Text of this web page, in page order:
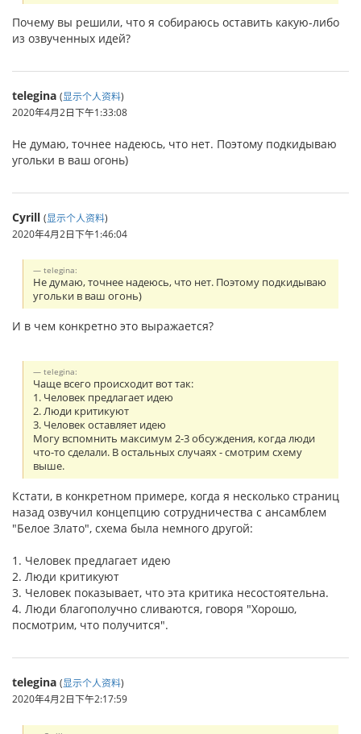
Почему вы решили, что я собираюсь оставить какую-либо
из озвученных идей?
telegina (显示个人资料)
2020年4月2日下午1:33:08
Не думаю, точнее надеюсь, что нет. Поэтому подкидываю
угольки в ваш огонь)
Cyrill (显示个人资料)
2020年4月2日下午1:46:04
telegina:
Не думаю, точнее надеюсь, что нет. Поэтому подкидываю
угольки в ваш огонь)
И в чем конкретно это выражается?
telegina:
Чаще всего происходит вот так:
1. Человек предлагает идею
2. Люди критикуют
3. Человек оставляет идею
Могу вспомнить максимум 2-3 обсуждения, когда люди
что-то сделали. В остальных случаях - смотрим схему
выше.
Кстати, в конкретном примере, когда я несколько страниц
назад озвучил концепцию сотрудничества с ансамблем
"Белое Злато", схема была немного другой:
1. Человек предлагает идею
2. Люди критикуют
3. Человек показывает, что эта критика несостоятельна.
4. Люди благополучно сливаются, говоря "Хорошо,
посмотрим, что получится".
telegina (显示个人资料)
2020年4月2日下午2:17:59